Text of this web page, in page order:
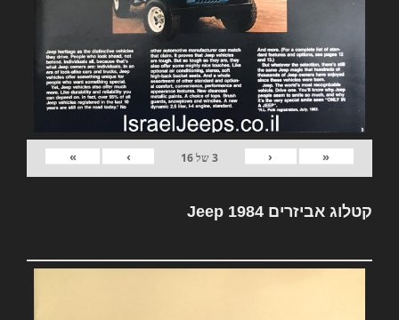
«
‹
3של16
›
»
קטלוג אביזרים Jeep 1984